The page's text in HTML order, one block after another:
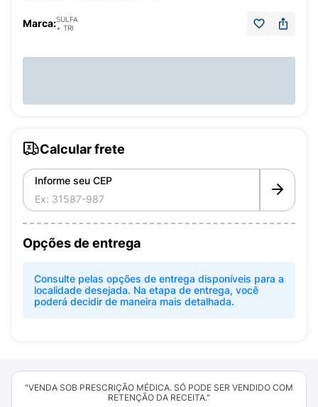
Marca:SULFA
+ TRI
Calcular frete
Informe seu CEP
Opções de entrega
Consulte pelas opções de entrega disponíveis para a
localidade desejada. Na etapa de entrega, você
poderá decidir de maneira mais detalhada.
"VENDA SOB PRESCRIÇÃO MÉDICA. SÓ PODE SER VENDIDO COM
RETENÇÃO DA RECEITA."